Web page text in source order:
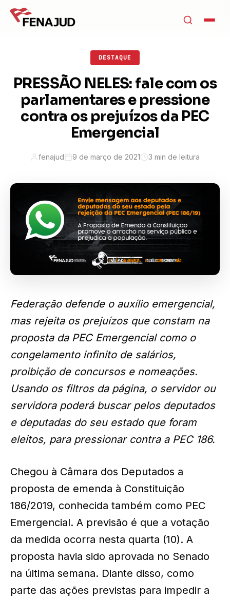
DESTAQUE
PRESSÃO NELES: fale com os
parlamentares e pressione
contra os prejuízos da PEC
Emergencial
fenajud 9 de março de 2021 3 min de leitura
Federação defende o auxílio emergencial,
mas rejeita os prejuízos que constam na
proposta da PEC Emergencial como o
congelamento infinito de salários,
proibição de concursos e nomeações.
Usando os filtros da página, o servidor ou
servidora poderá buscar pelos deputados
e deputadas do seu estado que foram
eleitos, para pressionar contra a PEC 186.
Chegou à Câmara dos Deputados a
proposta de emenda à Constituição
186/2019, conhecida também como PEC
Emergencial. A previsão é que a votação
da medida ocorra nesta quarta (10). A
proposta havia sido aprovada no Senado
na última semana. Diante disso, como
parte das ações previstas para impedir a